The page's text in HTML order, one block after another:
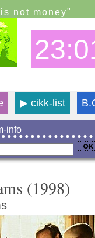
not money"
▶cikk-list
info
(1998)